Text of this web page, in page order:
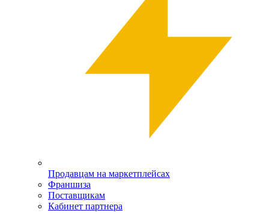
Продавцам на маркетплейсах
Франшиза
Поставщикам
Кабинет партнера